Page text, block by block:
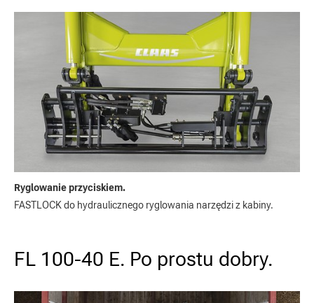
Ryglowanie przyciskiem.
FASTLOCK do hydraulicznego ryglowania narzędzi z kabiny.
FL 100-40 E. Po prostu dobry.